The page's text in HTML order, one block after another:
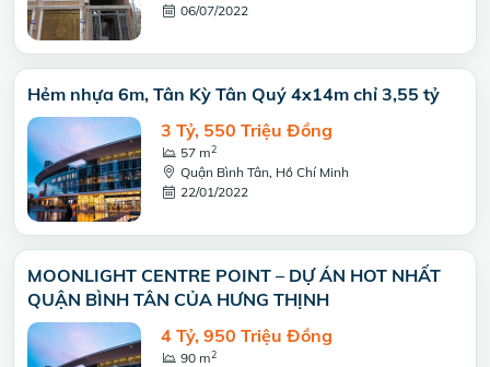
06/07/2022
Hẻm nhựa 6m, Tân Kỳ Tân Quý 4x14m chỉ 3,55 tỷ
3 Tỷ, 550 Triệu Đồng
57 m2
Quận Bình Tân, Hồ Chí Minh
22/01/2022
MOONLIGHT CENTRE POINT – DỰ ÁN HOT NHẤT
QUẬN BÌNH TÂN CỦA HƯNG THỊNH
4 Tỷ, 950 Triệu Đồng
90 m2